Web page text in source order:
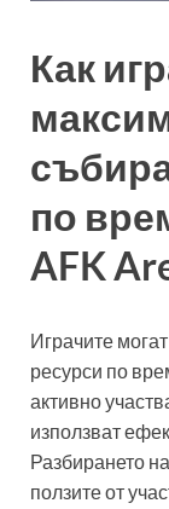
Как
по
AFK
Играчите
ресурси по
активно
използват
Разбирането
ползите от